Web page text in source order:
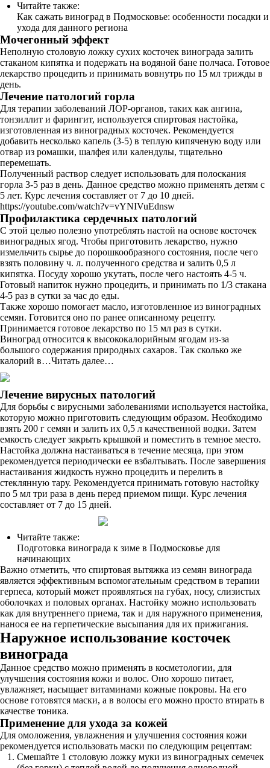
Читайте также:
Как сажать виноград в Подмосковье: особенности посадки и
ухода для данного региона
Мочегонный эффект
Неполную столовую ложку сухих косточек винограда залить
стаканом кипятка и подержать на водяной бане полчаса. Готовое
лекарство процедить и принимать вовнутрь по 15 мл трижды в
день.
Лечение патологий горла
Для терапии заболеваний ЛОР-органов, таких как ангина,
тонзиллит и фарингит, используется спиртовая настойка,
изготовленная из виноградных косточек. Рекомендуется
добавить несколько капель (3-5) в теплую кипяченую воду или
отвар из ромашки, шалфея или календулы, тщательно
перемешать.
Полученный раствор следует использовать для полоскания
горла 3-5 раз в день. Данное средство можно применять детям с
5 лет. Курс лечения составляет от 7 до 10 дней.
https://youtube.com/watch?v=vYNIVuEdnsw
Профилактика сердечных патологий
С этой целью полезно употреблять настой на основе косточек
виноградных ягод. Чтобы приготовить лекарство, нужно
измельчить сырье до порошкообразного состояния, после чего
взять половину ч. л. полученного средства и залить 0,5 л
кипятка. Посуду хорошо укутать, после чего настоять 4-5 ч.
Готовый напиток нужно процедить, и принимать по 1/3 стакана
4-5 раз в сутки за час до еды.
Также хорошо помогает масло, изготовленное из виноградных
семян. Готовится оно по ранее описанному рецепту.
Принимается готовое лекарство по 15 мл раз в сутки.
Виноград относится к высококалорийным ягодам из-за
большого содержания природных сахаров. Так сколько же
калорий в…Читать далее…
Лечение вирусных патологий
Для борьбы с вирусными заболеваниями используется настойка,
которую можно приготовить следующим образом. Необходимо
взять 200 г семян и залить их 0,5 л качественной водки. Затем
емкость следует закрыть крышкой и поместить в темное место.
Настойка должна настаиваться в течение месяца, при этом
рекомендуется периодически ее взбалтывать. После завершения
настаивания жидкость нужно процедить и перелить в
стеклянную тару. Рекомендуется принимать готовую настойку
по 5 мл три раза в день перед приемом пищи. Курс лечения
составляет от 7 до 15 дней.
Читайте также:
Подготовка винограда к зиме в Подмосковье для
начинающих
Важно отметить, что спиртовая вытяжка из семян винограда
является эффективным вспомогательным средством в терапии
герпеса, который может проявляться на губах, носу, слизистых
оболочках и половых органах. Настойку можно использовать
как для внутреннего приема, так и для наружного применения,
нанося ее на герпетические высыпания для их прижигания.
Наружное использование косточек
винограда
Данное средство можно применять в косметологии, для
улучшения состояния кожи и волос. Оно хорошо питает,
увлажняет, насыщает витаминами кожные покровы. На его
основе готовятся маски, а в волосы его можно просто втирать в
качестве тоника.
Применение для ухода за кожей
Для омоложения, увлажнения и улучшения состояния кожи
рекомендуется использовать маски по следующим рецептам:
Смешайте 1 столовую ложку муки из виноградных семечек